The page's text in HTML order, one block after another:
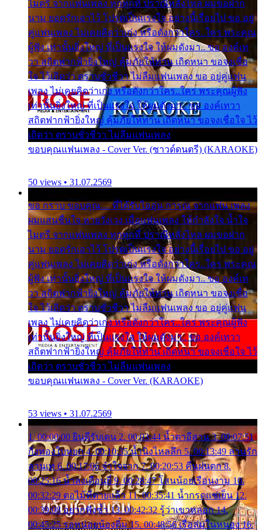
ไมตรี จากแฟนเพลง ทุกทุกที่ ปราณีหลั่งไหล ผมขอฝาก
นาม ยอดรักเอาไว้ โปรดเป็นแรงใจ อย่างนี้เรื่อยไป ขอ อยู่
คู่แฟนเพลง ไม่เคยคิดว่าเก่ง หรือดังกว่าใคร..ใคร พระคุณ
ผู้ฟัง เท่านั้นยิ่งใหญ่ ที่เป็นแรงใจ ให้ผมดังมา.. ขอ องค์เท
วา สถิตฟากฟ้ายิ่งใหญ่ คุ้มภัยให้ท่าน เถิดหนา ขอจงเชื่อ
ใจ ไว้เถิดว่า ตราบชั่วชีวา ไม่ลืมแฟนเพลง ขอ อยู่คู่แฟน
เพลง ไม่เคยคิดว่าเก่ง หรือดังกว่าใคร..ใคร พระคุณผู้ฟัง
เท่านั้นยิ่งใหญ่ ที่เป็นแรงใจ ให้ผมดังมา.. ขอ องค์เทวา
สถิตฟากฟ้ายิ่งใหญ่ คุ้มภัยให้ท่าน เถิดหนา ขอจงเชื่อใจ ไว้
เถิดว่า ตราบชั่วชีวา ไม่ลืมแฟนเพลง
ขอบคุณแฟนเพลง - Cover Ver. (ซาวด์ดนตรี) (KARAOKE)
50 views • 31.07.2569
ขอ กราบ ขอบคุณ.... ที่ได้รับไออุ่น การุณ จากแฟน เพลง
ผมแสนชื่นใจ หายวังเวง เมื่อแฟนเพลง ให้กำลังใจ น้ำใจ
ไมตรี จากแฟนเพลง ทุกทุกที่ ปราณีหลั่งไหล ผมขอฝาก
นาม ยอดรักเอาไว้ โปรดเป็นแรงใจ อย่างนี้เรื่อยไป ขอ อยู่
คู่แฟนเพลง ไม่เคยคิดว่าเก่ง หรือดังกว่าใคร..ใคร พระคุณ
ผู้ฟัง เท่านั้นยิ่งใหญ่ ที่เป็นแรงใจ ให้ผมดังมา.. ขอ องค์เท
วา สถิตฟากฟ้ายิ่งใหญ่ คุ้มภัยให้ท่าน เถิดหนา ขอจงเชื่อ
ใจ ไว้เถิดว่า ตราบชั่วชีวา ไม่ลืมแฟนเพลง ขอ อยู่คู่แฟน
เพลง ไม่เคยคิดว่าเก่ง หรือดังกว่าใคร..ใคร พระคุณผู้ฟัง
เท่านั้นยิ่งใหญ่ ที่เป็นแรงใจ ให้ผมดังมา.. ขอ องค์เทวา
สถิตฟากฟ้ายิ่งใหญ่ คุ้มภัยให้ท่าน เถิดหนา ขอจงเชื่อใจ ไว้
เถิดว่า ตราบชั่วชีวา ไม่ลืมแฟนเพลง
ขอบคุณแฟนเพลง - Cover Ver. (KARAOKE)
53 views • 31.07.2569
1. 00:00:00 ยินดีรับเดน 2. 00:03:44 น้ำตาอีสาน 3. 00:07:51
กิ่งทองใบหยก 4. 00:10:35 น้ำนิ่งไหลลึก 5. 00:13:49 ลานรัก
ลานเท 6. 00:17:06 จำใจจาก 7. 00:20:53 คืนฝนตก 8.
00:25:16 น้ำลงเดือนยี่ 9. 00:28:47 โสนน้อยเรือนงาม 10.
00:32:29 ตอไม้ที่ตายแล้ว 11. 00:35:41 น้ำกรดแช่เย็น 12.
00:39:08 อยากฟังซ้ำ 13. 00:42:32 รู้ว่าเขาหลอก 14.
00:45:25 รอหน่อยน้องติ๋ม 15. 00:48:56 เรือล่มในหนอง 16.